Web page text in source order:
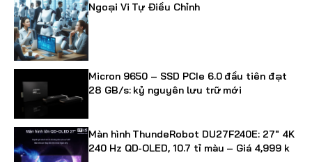
Ngoại Vi Tự Điều Chỉnh
Micron 9650 – SSD PCIe 6.0 đầu tiên đạt
28 GB/s: kỷ nguyên lưu trữ mới
Màn hình ThundeRobot DU27F240E: 27" 4K
240 Hz QD-OLED, 10.7 tỉ màu – Giá 4,999 k